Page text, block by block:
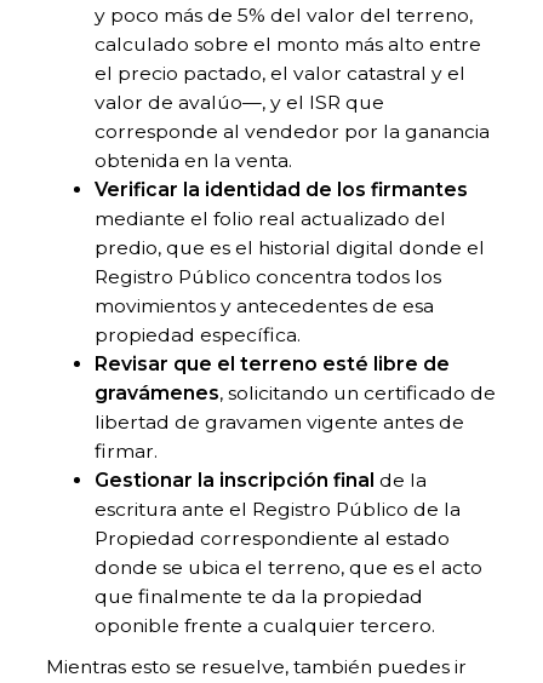
y poco más de 5% del valor del terreno,
calculado sobre el monto más alto entre
el precio pactado, el valor catastral y el
valor de avalúo—, y el ISR que
corresponde al vendedor por la ganancia
obtenida en la venta.
Verificar la identidad de los firmantes
mediante el folio real actualizado del
predio, que es el historial digital donde el
Registro Público concentra todos los
movimientos y antecedentes de esa
propiedad específica.
Revisar que el terreno esté libre de
gravámenes, solicitando un certificado de
libertad de gravamen vigente antes de
firmar.
Gestionar la inscripción final de la
escritura ante el Registro Público de la
Propiedad correspondiente al estado
donde se ubica el terreno, que es el acto
que finalmente te da la propiedad
oponible frente a cualquier tercero.
Mientras esto se resuelve, también puedes ir